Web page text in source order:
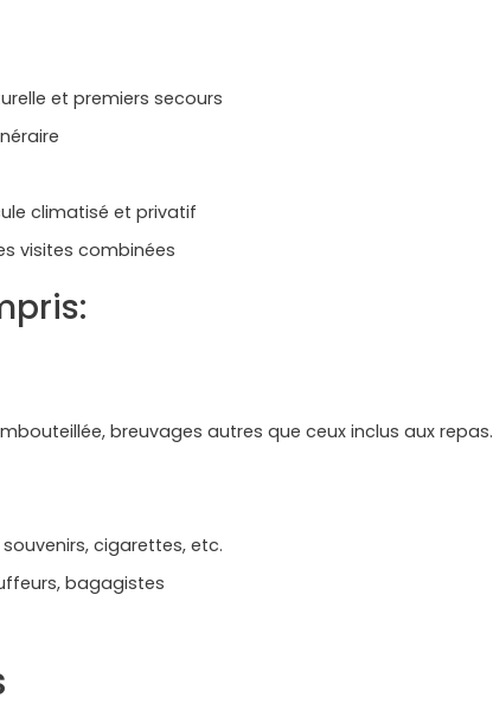
et premiers secours
climatisé et privatif
visites combinées
breuvages autres que ceux inclus aux repas.
cigarettes, etc.
bagagistes